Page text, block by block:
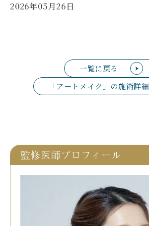
2026年05月26日
一覧に戻る
「アートメイク」の施術詳細
監修医師プロフィール